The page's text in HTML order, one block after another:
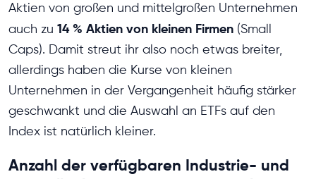
Aktien von großen und mittelgroßen Unternehmen
auch zu 14 % Aktien von kleinen Firmen (Small
Caps). Damit streut ihr also noch etwas breiter,
allerdings haben die Kurse von kleinen
Unternehmen in der Vergangenheit häufig stärker
geschwankt und die Auswahl an ETFs auf den
Index ist natürlich kleiner.
Anzahl der verfügbaren Industrie- und